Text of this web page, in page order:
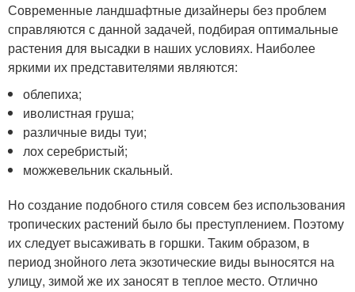
Современные ландшафтные дизайнеры без проблем
справляются с данной задачей, подбирая оптимальные
растения для высадки в наших условиях. Наиболее
яркими их представителями являются:
облепиха;
иволистная груша;
различные виды туи;
лох серебристый;
можжевельник скальный.
Но создание подобного стиля совсем без использования
тропических растений было бы преступлением. Поэтому
их следует высаживать в горшки. Таким образом, в
период знойного лета экзотические виды выносятся на
улицу, зимой же их заносят в теплое место. Отлично